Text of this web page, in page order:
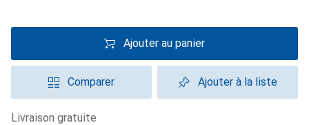
Ajouter au panier
Comparer Ajouter à la liste
livraison gratuite